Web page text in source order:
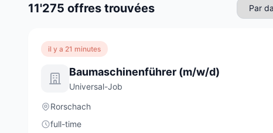
11'275 offres trouvées
il y a 21 minutes
Baumaschinenführer (m/w/d)
Universal-Job
Rorschach
full-time